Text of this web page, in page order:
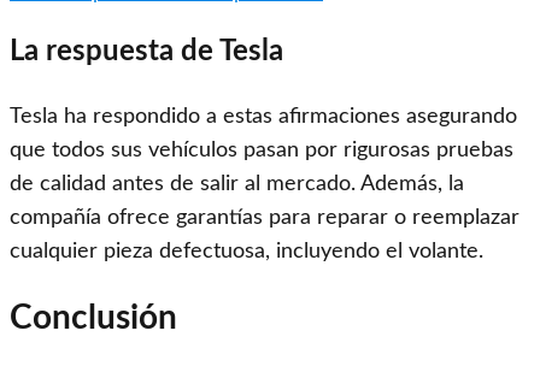
La respuesta de Tesla
Tesla ha respondido a estas afirmaciones asegurando
que todos sus vehículos pasan por rigurosas pruebas
de calidad antes de salir al mercado. Además, la
compañía ofrece garantías para reparar o reemplazar
cualquier pieza defectuosa, incluyendo el volante.
Conclusión